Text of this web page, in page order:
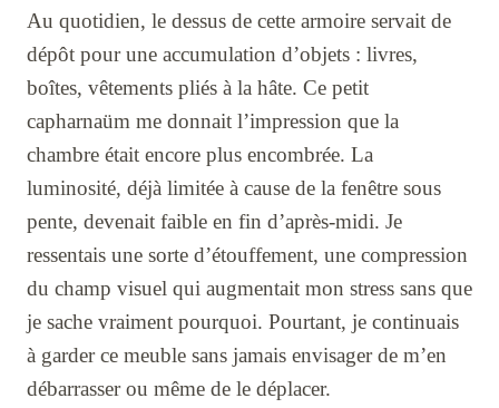
Au quotidien, le dessus de cette armoire servait de
dépôt pour une accumulation d’objets : livres,
boîtes, vêtements pliés à la hâte. Ce petit
capharnaüm me donnait l’impression que la
chambre était encore plus encombrée. La
luminosité, déjà limitée à cause de la fenêtre sous
pente, devenait faible en fin d’après-midi. Je
ressentais une sorte d’étouffement, une compression
du champ visuel qui augmentait mon stress sans que
je sache vraiment pourquoi. Pourtant, je continuais
à garder ce meuble sans jamais envisager de m’en
débarrasser ou même de le déplacer.